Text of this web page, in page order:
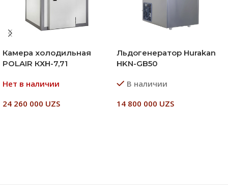
Камера холодильная
POLAIR КХН-7,71
Нет в наличии
24 260 000 UZS
Льдогенератор Hurakan
HKN-GB50
В наличии
14 800 000 UZS